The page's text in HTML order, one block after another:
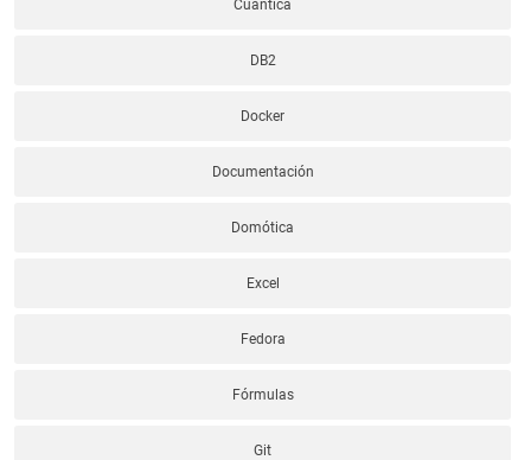
Cuántica
DB2
Docker
Documentación
Domótica
Excel
Fedora
Fórmulas
Git